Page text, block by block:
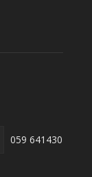
059 641430